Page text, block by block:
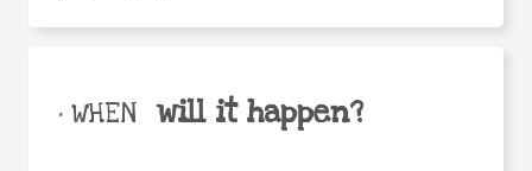
• WHEN will it happen?